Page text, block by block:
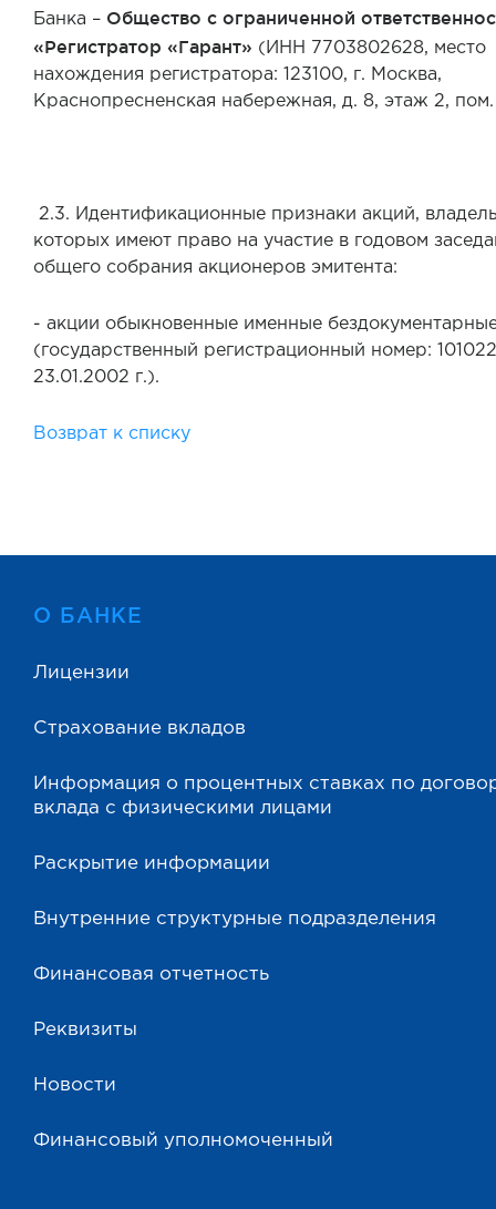
Банка – Общество с ограниченной
«Регистратор «Гарант» (ИНН 7703802628, место
нахождения регистратора: 123100, г. Москва,
Краснопресненская набережная, д. 8, этаж 2,
2.3. Идентификационные признаки акций,
которых имеют право на участие в годовом
общего собрания акционеров эмитента:
- акции обыкновенные именные
(государственный регистрационный номер:
23.01.2002 г.).
Возврат к списку
О БАНКЕ
Лицензии
Страхование вкладов
Информация о процентных ставках по
вклада с физическими лицами
Раскрытие информации
Внутренние структурные подразделения
Финансовая отчетность
Реквизиты
Новости
Финансовый уполномоченный